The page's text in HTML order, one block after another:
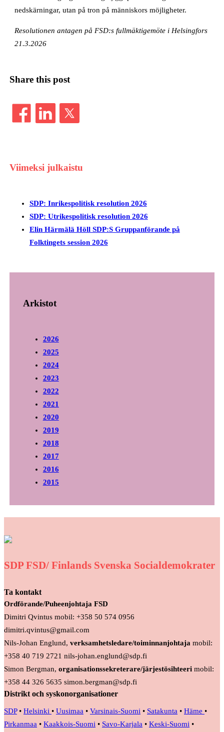
nedskärningar, utan på tron på människors möjligheter.
Resolutionen antagen på FSD:s fullmäktigemöte i Helsingfors
21.3.2026
Share this post
Viimeksi julkaistu
SDP: Inrikespolitisk resolution 2026
SDP: Utrikespolitisk resolution 2026
Elin Härmälä Höll SDP:S Gruppanförande på
Folktingets session 2026
Arkistot
2026
2025
2024
2023
2022
2021
2020
2019
2018
2017
2016
2015
SDP FSD/ Finlands Svenska Socialdemokrater
Ta kontakt
Ordförande/Puheenjohtaja FSD
Dimitri Qvintus mobil: +358 50 574 0956
dimitri.qvintus@gmail.com
Nils-Johan Englund, verksamhetsledare/toiminnanjohtaja mobil:
+358 40 719 2721 nils-johan.englund@sdp.fi
Simon Bergman, organisationssekreterare/järjestösihteeri mobil:
+358 44 326 5635 simon.bergman@sdp.fi
Distrikt och syskonorganisationer
SDP• Helsinki • Uusimaa • Varsinais-Suomi • Satakunta • Häme •
Pirkanmaa • Kaakkois-Suomi • Savo-Karjala • Keski-Suomi •